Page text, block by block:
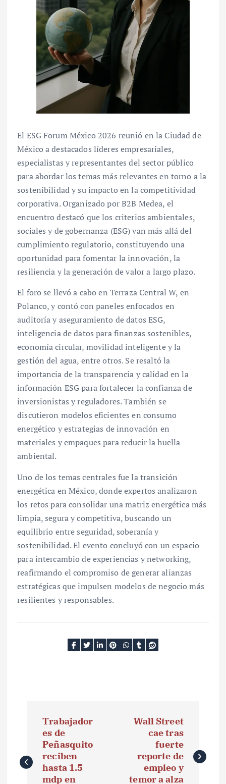
El ESG Forum México 2026 reunió en la Ciudad de
México a destacados líderes empresariales,
especialistas y representantes del sector público
para abordar los temas más relevantes en torno a la
sostenibilidad y su impacto en la competitividad
corporativa. Organizado por B2B Medea, el
encuentro destacó que los criterios ambientales,
sociales y de gobernanza (ESG) van más allá del
cumplimiento regulatorio, constituyendo una
oportunidad para fomentar la innovación, la
resiliencia y la generación de valor a largo plazo.
El foro se llevó a cabo en Terraza Central W, en
Polanco, y contó con paneles enfocados en
auditoría y aseguramiento de datos ESG,
inteligencia de datos para finanzas sostenibles,
economía circular, movilidad inteligente y la
gestión del agua, entre otros. Se resaltó la
importancia de la transparencia y calidad en la
información ESG para fortalecer la confianza de
inversionistas y reguladores. También se
discutieron modelos eficientes en consumo
energético y estrategias de innovación en
materiales y empaques para reducir la huella
ambiental.
Uno de los temas centrales fue la transición
energética en México, donde expertos analizaron
los retos para consolidar una matriz energética más
limpia, segura y competitiva, buscando un
equilibrio entre seguridad, soberanía y
sostenibilidad. El evento concluyó con un espacio
para intercambio de experiencias y networking,
reafirmando el compromiso de generar alianzas
estratégicas que impulsen modelos de negocio más
resilientes y responsables.
v
e
Trabajador
es de
Peñasquito
reciben
hasta 1.5
mdp en
Wall Street
cae tras
fuerte
reporte de
empleo y
temor a alza